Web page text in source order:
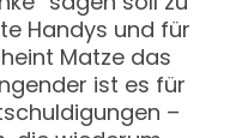
Handys und für
Matze das
ist es für
–